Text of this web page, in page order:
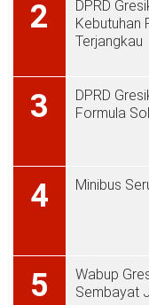
2
DPRD
Kebutuhan
Terjangkau
3
DPRD
Formula
4 Minibus
5
Wabup
Sembayat